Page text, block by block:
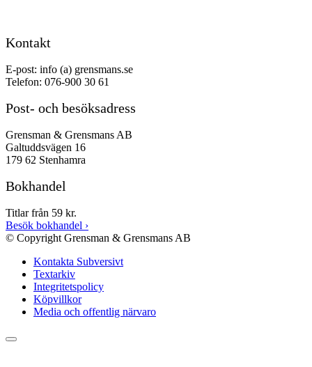
Kontakt
E-post: info (a) grensmans.se
Telefon: 076-900 30 61
Post- och besöksadress
Grensman & Grensmans AB
Galtuddsvägen 16
179 62 Stenhamra
Bokhandel
Titlar från 59 kr.
Besök bokhandel ›
© Copyright Grensman & Grensmans AB
Kontakta Subversivt
Textarkiv
Integritetspolicy
Köpvillkor
Media och offentlig närvaro
Rulla